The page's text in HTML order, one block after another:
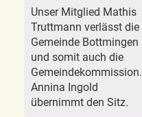
Unser Mitglied Mathis
Truttmann verlässt die
Gemeinde Bottmingen
und somit auch die
Gemeindekommission.
Annina Ingold
übernimmt den Sitz.